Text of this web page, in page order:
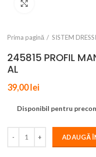
Prima pagină SISTEM
245815 PROFIL
AL
39,00lei
Disponibil pentru
ADAUGĂ